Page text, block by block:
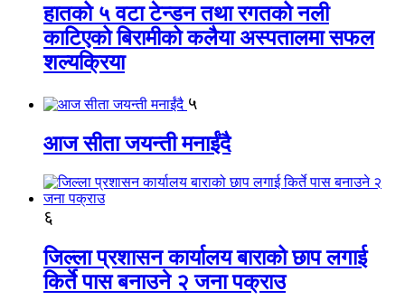
हातको ५ वटा टेन्डन तथा रगतको नली
काटिएको बिरामीको कलैया अस्पतालमा सफल
शल्यक्रिया
५
आज सीता जयन्ती मनाईंदै
६
जिल्ला प्रशासन कार्यालय बाराको छाप लगाई
किर्ते पास बनाउने २ जना पक्राउ